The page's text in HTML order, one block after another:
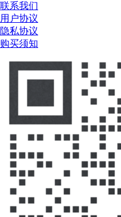
联系我们
用户协议
隐私协议
购买须知